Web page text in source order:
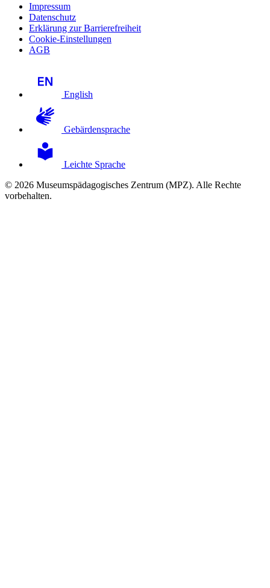
Impressum
Datenschutz
Erklärung zur Barrierefreiheit
Cookie-Einstellungen
AGB
English
Gebärdensprache
Leichte Sprache
© 2026 Museumspädagogisches Zentrum (MPZ). Alle Rechte
vorbehalten.